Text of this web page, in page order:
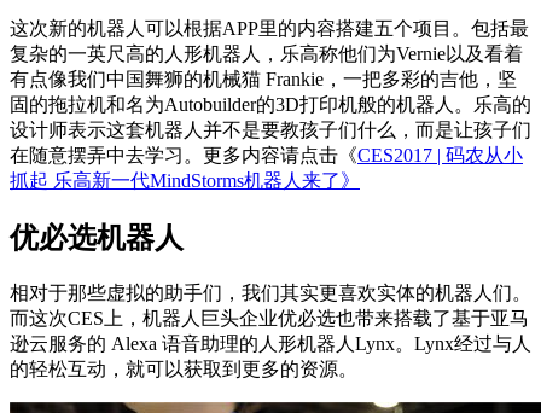
这次新的机器人可以根据APP里的内容搭建五个项目。包括最
复杂的一英尺高的人形机器人，乐高称他们为Vernie以及看着
有点像我们中国舞狮的机械猫 Frankie，一把多彩的吉他，坚
固的拖拉机和名为Autobuilder的3D打印机般的机器人。乐高的
设计师表示这套机器人并不是要教孩子们什么，而是让孩子们
在随意摆弄中去学习。更多内容请点击《CES2017 | 码农从小
抓起 乐高新一代MindStorms机器人来了》
优必选机器人
相对于那些虚拟的助手们，我们其实更喜欢实体的机器人们。
而这次CES上，机器人巨头企业优必选也带来搭载了基于亚马
逊云服务的 Alexa 语音助理的人形机器人Lynx。Lynx经过与人
的轻松互动，就可以获取到更多的资源。